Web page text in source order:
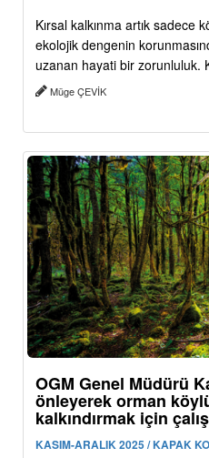
Kırsal kalkınma artık sadece
ekolojik dengenin
uzanan hayati bir zorunluluk.
Müge ÇEVİK
OGM Genel Müdürü
önleyerek orman
kalkındırmak için
KASIM-ARALIK 2025 / KAPAK